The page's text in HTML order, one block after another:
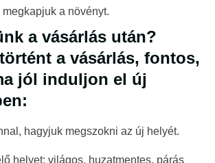
a növényt.
a vásárlás után?
a vásárlás, fontos,
jól induljon el új
hagyjuk megszokni az új helyét.
helyet: világos, huzatmentes, párás